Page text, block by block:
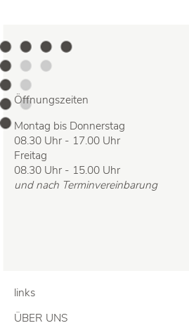
Öffnungszeiten
Montag bis Donnerstag
08.30 Uhr - 17.00 Uhr
Freitag
08.30 Uhr - 15.00 Uhr
und nach Terminvereinbarung
links
ÜBER UNS